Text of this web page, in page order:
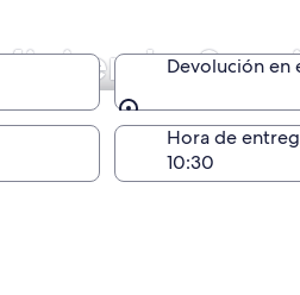
en LaDevolución en
Devolución en
Hora de